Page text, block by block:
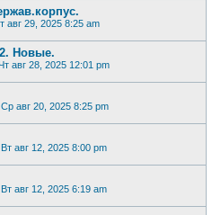
авг 29, 2025 8:25 am
Новые.
авг 28, 2025 12:01 pm
Ср авг 20, 2025 8:25 pm
Вт авг 12, 2025 8:00 pm
Вт авг 12, 2025 6:19 am